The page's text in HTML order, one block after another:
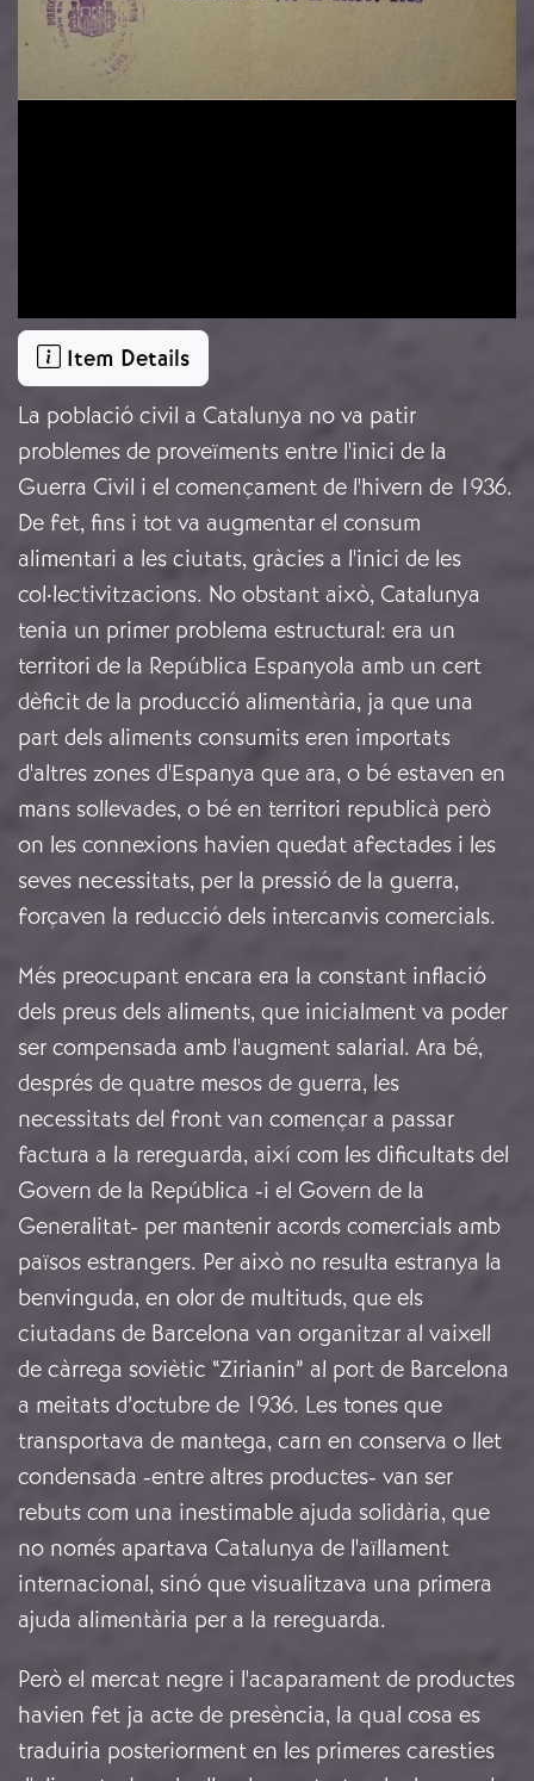
Item Details
La població civil a Catalunya no va patir
problemes de proveïments entre l'inici de la
Guerra Civil i el començament de l'hivern de 1936.
De fet, fins i tot va augmentar el consum
alimentari a les ciutats, gràcies a l'inici de les
col·lectivitzacions. No obstant això, Catalunya
tenia un primer problema estructural: era un
territori de la República Espanyola amb un cert
dèficit de la producció alimentària, ja que una
part dels aliments consumits eren importats
d'altres zones d'Espanya que ara, o bé estaven en
mans sollevades, o bé en territori republicà però
on les connexions havien quedat afectades i les
seves necessitats, per la pressió de la guerra,
forçaven la reducció dels intercanvis comercials.
Més preocupant encara era la constant inflació
dels preus dels aliments, que inicialment va poder
ser compensada amb l'augment salarial. Ara bé,
després de quatre mesos de guerra, les
necessitats del front van començar a passar
factura a la rereguarda, així com les dificultats del
Govern de la República -i el Govern de la
Generalitat- per mantenir acords comercials amb
països estrangers. Per això no resulta estranya la
benvinguda, en olor de multituds, que els
ciutadans de Barcelona van organitzar al vaixell
de càrrega soviètic “Zirianin” al port de Barcelona
a meitats d’octubre de 1936. Les tones que
transportava de mantega, carn en conserva o llet
condensada -entre altres productes- van ser
rebuts com una inestimable ajuda solidària, que
no només apartava Catalunya de l'aïllament
internacional, sinó que visualitzava una primera
ajuda alimentària per a la rereguarda.
Però el mercat negre i l'acaparament de productes
havien fet ja acte de presència, la qual cosa es
traduiria posteriorment en les primeres caresties